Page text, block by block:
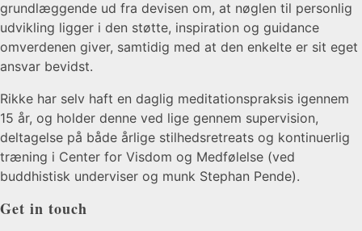
grundlæggende ud fra devisen om, at nøglen til personlig
udvikling ligger i den støtte, inspiration og guidance
omverdenen giver, samtidig med at den enkelte er sit eget
ansvar bevidst.
Rikke har selv haft en daglig meditationspraksis igennem
15 år, og holder denne ved lige gennem supervision,
deltagelse på både årlige stilhedsretreats og kontinuerlig
træning i Center for Visdom og Medfølelse (ved
buddhistisk underviser og munk Stephan Pende).
Get in touch